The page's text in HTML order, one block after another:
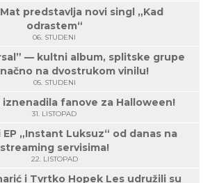
predstavlja novi singl „Kad
odrastem“
06. STUDENI
— kultni album, splitske grupe
na dvostrukom vinilu!
05. STUDENI
iznenadila fanove za Halloween!
31. LISTOPAD
EP „Instant Luksuz“ od danas na
streaming servisima!
22. LISTOPAD
i Tvrtko Hopek Les udružili su